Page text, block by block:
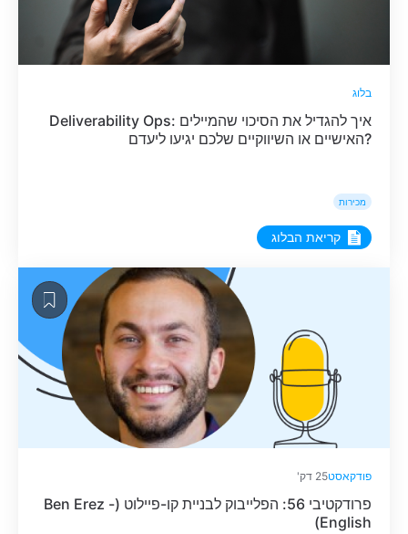
בלוג
Deliverability Ops: איך להגדיל את הסיכוי שהמיילים
האישיים או השיווקיים שלכם יגיעו ליעדם?
מכירות
קריאת הבלוג
פודקאסט25 דק'
פרודקטיבי 56: הפלייבוק לבניית קו-פיילוט (Ben Erez -
English)